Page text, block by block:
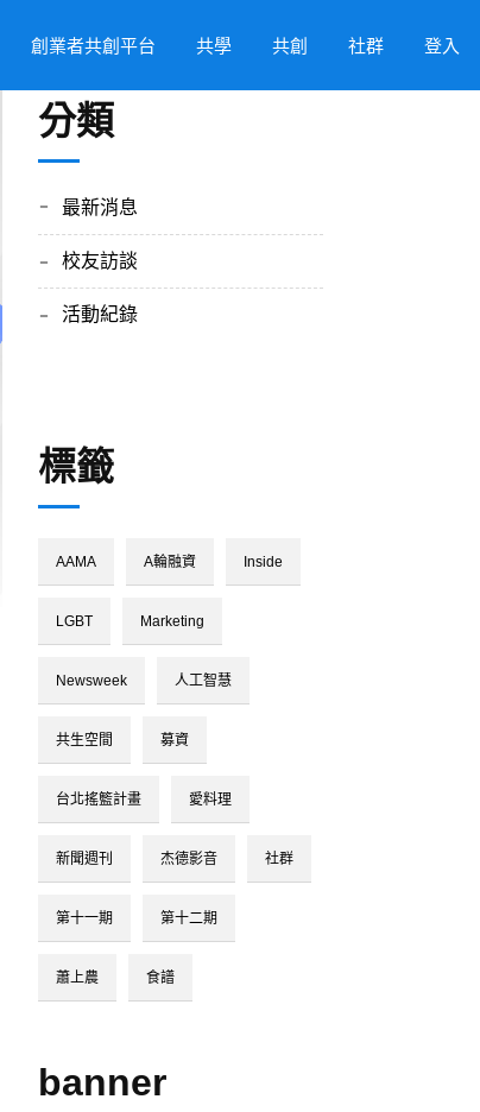
創業者共創平台 共學 共創 社群 登入
分類
最新消息
校友訪談
活動紀錄
標籤
AAMA A輪融資 Inside
LGBT Marketing
Newsweek 人工智慧
共生空間 募資
台北搖籃計畫 愛料理
新聞週刊 杰德影音 社群
第十一期 第十二期
蕭上農 食譜
banner